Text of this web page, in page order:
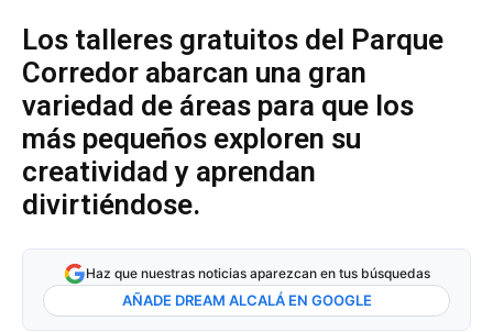
Los talleres gratuitos del Parque
Corredor abarcan una gran
variedad de áreas para que los
más pequeños exploren su
creatividad y aprendan
divirtiéndose.
Haz que nuestras noticias aparezcan en tus búsquedas
AÑADE DREAM ALCALÁ EN GOOGLE